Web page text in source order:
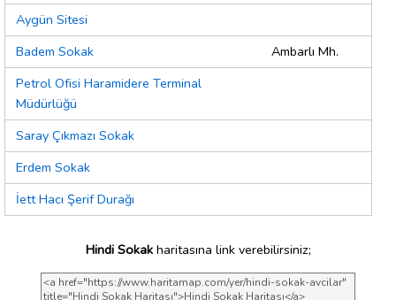
Aygün Sitesi
Badem Sokak
Ambarlı Mh.
Petrol Ofisi Haramidere Terminal
Müdürlüğü
Saray Çıkmazı Sokak
Erdem Sokak
İett Hacı Şerif Durağı
Hindi Sokakharitasına link verebilirsiniz;